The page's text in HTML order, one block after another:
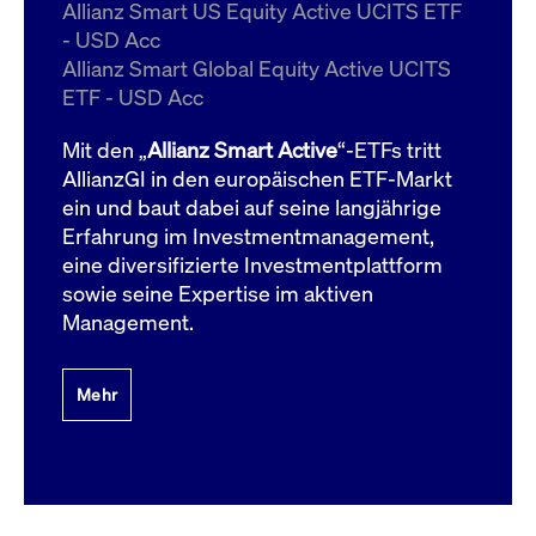
Allianz Smart US Equity Active UCITS ETF
- USD Acc
Allianz Smart Global Equity Active UCITS
ETF - USD Acc
Mit den „Allianz Smart Active“-ETFs tritt
AllianzGI in den europäischen ETF-Markt
ein und baut dabei auf seine langjährige
Erfahrung im Investmentmanagement,
eine diversifizierte Investmentplattform
sowie seine Expertise im aktiven
Management.
Mehr
ApplicationGatewayAffinityCORS
boerse.com
Domain
bis